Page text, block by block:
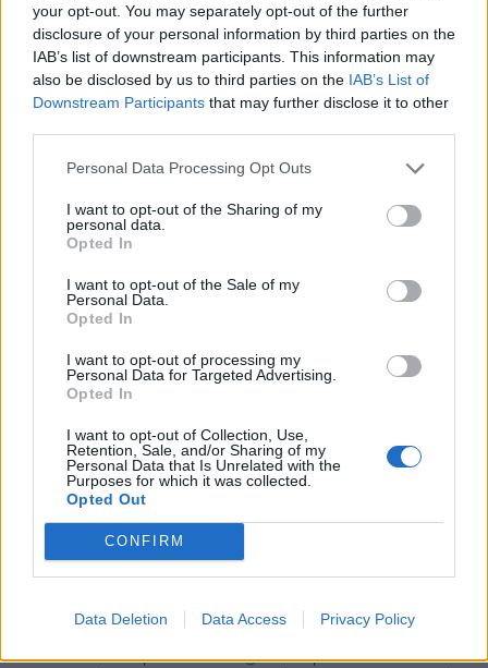
your opt-out. You may separately opt-out of the further
disclosure of your personal information by third parties on the
IAB’s list of downstream participants. This information may
also be disclosed by us to third parties on the IAB’s List of
Downstream Participants that may further disclose it to other
Personal Data Processing Opt Outs
I want to opt-out of the Sharing of my
personal data.
Opted In
I want to opt-out of the Sale of my
Personal Data.
Opted In
I want to opt-out of processing my
Personal Data for Targeted Advertising.
Opted In
I want to opt-out of Collection, Use,
Retention, Sale, and/or Sharing of my
Personal Data that Is Unrelated with the
Purposes for which it was collected.
Opted Out
CONFIRM
Data Deletion Data Access Privacy Policy
Esim for Global
for Turkey|Esim for Germany|Esim for Greece |
for Asia|Esim for World Cup 2026
Emirates|Esim for Balkans|Esim for Morocco|
for China|Esim for United Kingdom |Esim for Africa
Esim for Latin America
Cooperation Council|Esim for Middle East|Esim for
South America| Esim for Canada
Esim for Japan|Esim for Albania|Esim for Kosovo|
South Africa|Esim for Algeria|Esim for Portugal
Esim for Brazil|Esim for Argentina|Esim for